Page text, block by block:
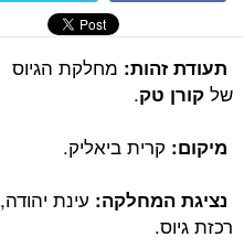
מחלקת הגיוס
.
ביאליק.
עינת יהודה,